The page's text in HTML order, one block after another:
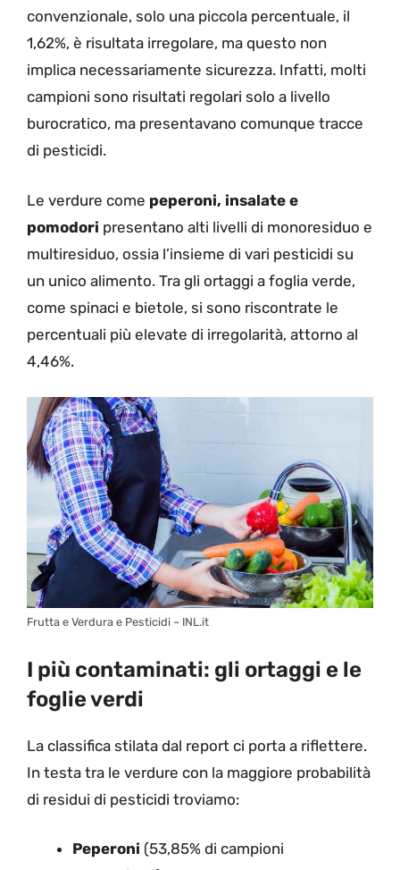
convenzionale, solo una piccola percentuale, il
1,62%, è risultata irregolare, ma questo non
implica necessariamente sicurezza. Infatti, molti
campioni sono risultati regolari solo a livello
burocratico, ma presentavano comunque tracce
di pesticidi.
Le verdure come peperoni, insalate e
pomodori presentano alti livelli di monoresiduo e
multiresiduo, ossia l’insieme di vari pesticidi su
un unico alimento. Tra gli ortaggi a foglia verde,
come spinaci e bietole, si sono riscontrate le
percentuali più elevate di irregolarità, attorno al
4,46%.
Frutta e Verdura e Pesticidi – INL.it
I più contaminati: gli ortaggi e le
foglie verdi
La classifica stilata dal report ci porta a riflettere.
In testa tra le verdure con la maggiore probabilità
di residui di pesticidi troviamo:
Peperoni (53,85% di campioni